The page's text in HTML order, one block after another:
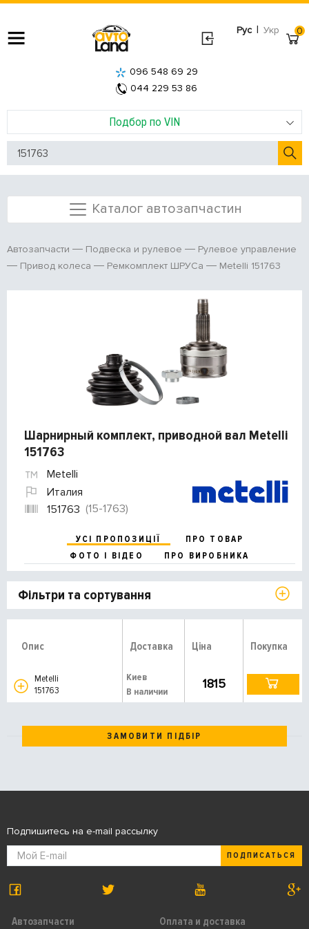
Рус | Укр
Подбор по VIN
096 548 69 29
044 229 53 86
0
Каталог автозапчастин
Автозапчасти Подвеска и рулевое
Рулевое управление
Привод колеса
Ремкомплект ШРУСа Metelli 151763
Шарнирный комплект, приводной вал Metelli
151763
Metelli
Италия
151763 (15-1763)
УСІ ПРОПОЗИЦІЇ
ПРО ТОВАР
ФОТО І ВІДЕО
ПРО ВИРОБНИКА
Фільтри та сортування
Опис Доставка Ціна Покупка
Metelli
151763
Киев
В наличии
1815
ЗАМОВИТИ ПІДБІР
Автозапчасти Оплата и доставка
Подпишитесь на e-mail рассылку
ПОДПИСАТЬСЯ